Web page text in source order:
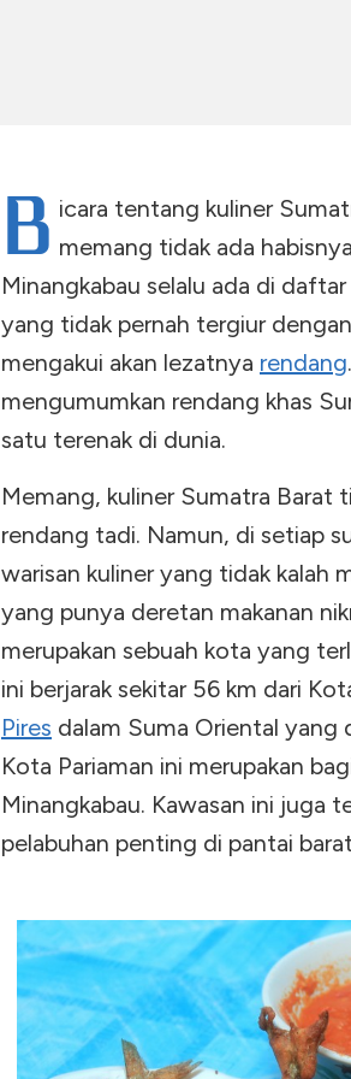
B icara tentang kuliner
memang tidak ada
Minangkabau selalu ada di
yang tidak pernah tergiur
mengakui akan lezatnya rendang
mengumumkan rendang khas
satu terenak di dunia.
Memang, kuliner Sumatra Barat
rendang tadi. Namun, di setiap
warisan kuliner yang tidak kalah
yang punya deretan makanan
merupakan sebuah kota yang
ini berjarak sekitar 56 km dari
Pires dalam Suma Oriental yang
Kota Pariaman ini merupakan
Minangkabau. Kawasan ini juga
pelabuhan penting di pantai